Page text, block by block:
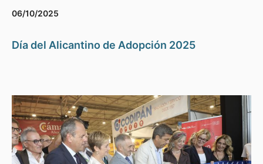
06/10/2025
Día del Alicantino de Adopción 2025